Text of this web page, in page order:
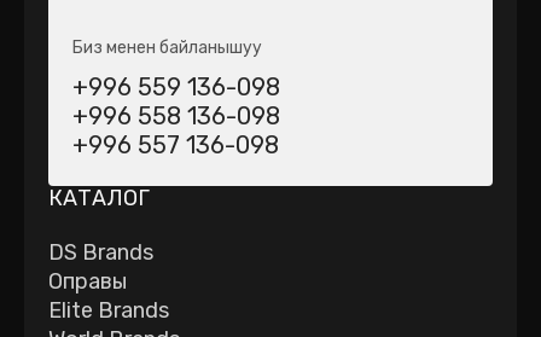
Биз менен байланышуу
+996 559 136-098
+996 558 136-098
+996 557 136-098
КАТАЛОГ
DS Brands
Оправы
Elite Brands